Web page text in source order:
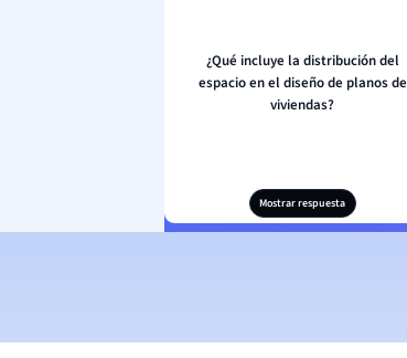
¿Qué incluye la distribución del
espacio en el diseño de planos de
viviendas?
Mostrar respuesta